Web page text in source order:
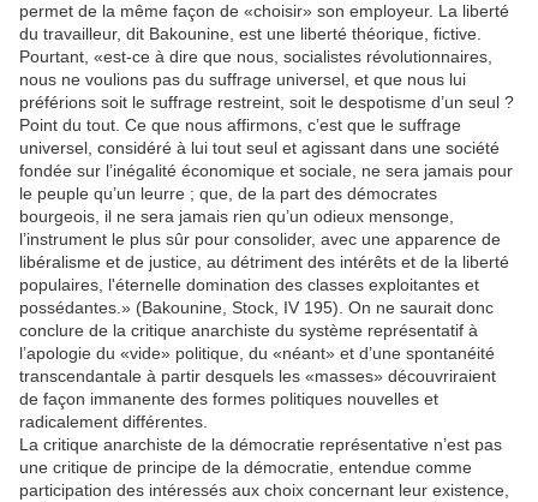
permet de la même façon de «choisir» son employeur. La liberté
du travailleur, dit Bakounine, est une liberté théorique, fictive.
Pourtant, «est-ce à dire que nous, socialistes révolutionnaires,
nous ne voulions pas du suffrage universel, et que nous lui
préférions soit le suffrage restreint, soit le despotisme d’un seul ?
Point du tout. Ce que nous affirmons, c’est que le suffrage
universel, considéré à lui tout seul et agissant dans une société
fondée sur l’inégalité économique et sociale, ne sera jamais pour
le peuple qu’un leurre ; que, de la part des démocrates
bourgeois, il ne sera jamais rien qu’un odieux mensonge,
l’instrument le plus sûr pour consolider, avec une apparence de
libéralisme et de justice, au détriment des intérêts et de la liberté
populaires, l'éternelle domination des classes exploitantes et
possédantes.» (Bakounine, Stock, IV 195). On ne saurait donc
conclure de la critique anarchiste du système représentatif à
l’apologie du «vide» politique, du «néant» et d’une spontanéité
transcendantale à partir desquels les «masses» découvriraient
de façon immanente des formes politiques nouvelles et
radicalement différentes.
La critique anarchiste de la démocratie représentative n’est pas
une critique de principe de la démocratie, entendue comme
participation des intéressés aux choix concernant leur existence,